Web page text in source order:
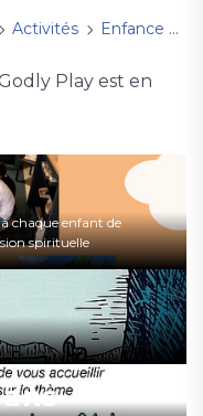
Activités Enfance et familleS 2026 - 2027
Play est en
chaque enfant de
spirituelle